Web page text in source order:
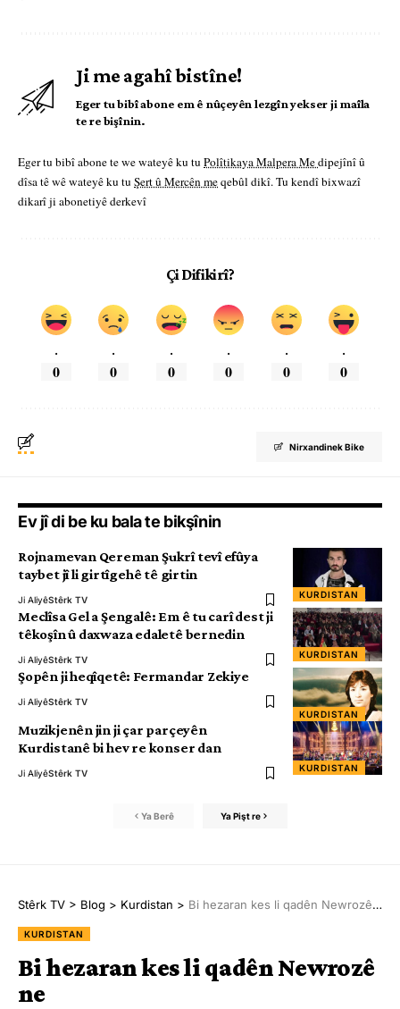
Ji me agahî bistîne!
Eger tu bibî abone em ê nûçeyên lezgîn yekser ji maîla
te re bişînin.
Eger tu bibî abone te we wateyê ku tu Polîtikaya Malpera Medipejînî û
dîsa tê wê wateyê ku tu Şert û Mercên meqebûl dikî. Tu kendî bixwazî
dikarî ji abonetiyê derkevî
Çi Difikirî?
.
0
.
0
.
0
.
0
.
0
.
0
Nirxandinek Bike
Ev jî di be ku bala te bikşînin
KURDISTAN
Rojnamevan Qereman Şukrî tevî efûya
taybet jî li girtîgehê tê girtin
Ji AliyêStêrk TV
KURDISTAN
Meclîsa Gel a Şengalê: Em ê tu carî dest ji
têkoşîn û daxwaza edaletê bernedin
Ji AliyêStêrk TV
KURDISTAN
Şopên ji heqîqetê: Fermandar Zekiye
Ji AliyêStêrk TV
KURDISTAN
Muzikjenên jin ji çar parçeyên
Kurdistanê bi hev re konser dan
Ji AliyêStêrk TV
Ya Berê Ya Pişt re
Stêrk TV > Blog > Kurdistan > Bi hezaran kes li qadên Newrozê ne
KURDISTAN
Bi hezaran kes li qadên Newrozê
ne